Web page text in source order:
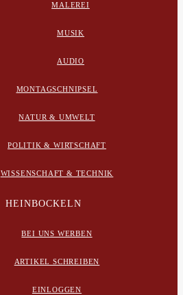
MALEREI
MUSIK
AUDIO
MONTAGSCHNIPSEL
NATUR & UMWELT
POLITIK & WIRTSCHAFT
WISSENSCHAFT & TECHNIK
HEINBOCKELN
BEI UNS WERBEN
ARTIKEL SCHREIBEN
EINLOGGEN